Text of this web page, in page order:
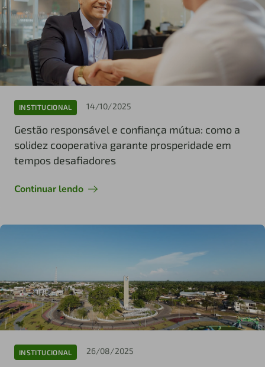
INSTITUCIONAL 14/10/2025
Gestão responsável e confiança mútua: como a
solidez cooperativa garante prosperidade em
tempos desafiadores
Continuar lendo
INSTITUCIONAL 26/08/2025